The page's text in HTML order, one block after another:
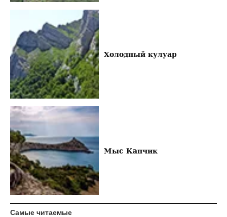
Холодный кулуар
Мыс Капчик
Самые читаемые